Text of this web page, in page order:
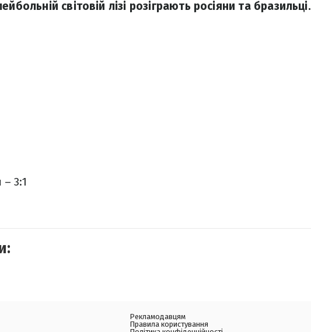
світовій лізі розіграють росіяни та бразильці.
– 3:1
Рекламодавцям
Правила користування